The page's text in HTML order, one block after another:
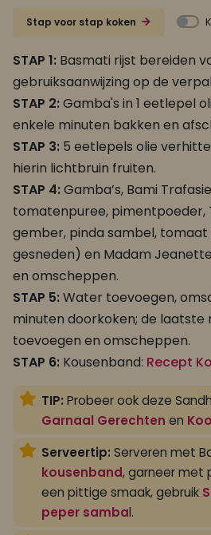
Stap voor stap koken
STAP 1: Basmati rijst bereiden
gebruiksaanwijzing op de
STAP 2:Gamba's in 1 eetlepel
enkele minuten bakken en
STAP 3: 5 eetlepels olie
hierin lichtbruin fruiten.
STAP 4:Gamba’s, Bami
tomatenpuree, pimentpoeder,
gember, pinda sambel, tomaat
gesneden) en Madam
en omscheppen.
STAP 5:Water toevoegen,
minuten doorkoken; de laatste
toevoegen en omscheppen.
STAP 6: Kousenband: Recept
TIP: Probeer ook deze
Garnaal Gerechten en
Serveertip: Serveren met
kousenband, garneer met
een pittige smaak, gebruik
peper sambal.